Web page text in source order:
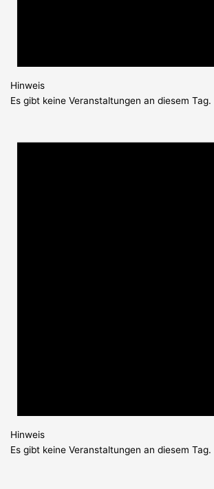
Hinweis
Es gibt keine Veranstaltungen an diesem Tag.
Hinweis
Es gibt keine Veranstaltungen an diesem Tag.